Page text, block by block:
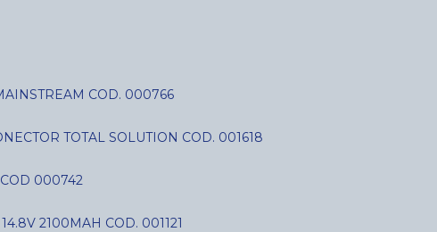
COD. 000766
TOTAL SOLUTION COD. 001618
COD 000742
14.8V 2100MAH COD. 001121